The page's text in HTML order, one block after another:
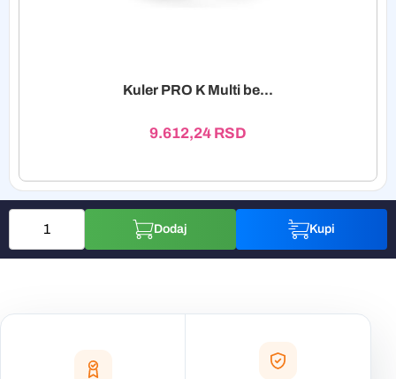
Kuler PRO K Multi be...
9.612,24 RSD
Dodaj Kupi